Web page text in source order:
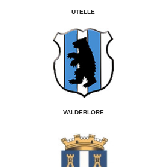
UTELLE
VALDEBLORE